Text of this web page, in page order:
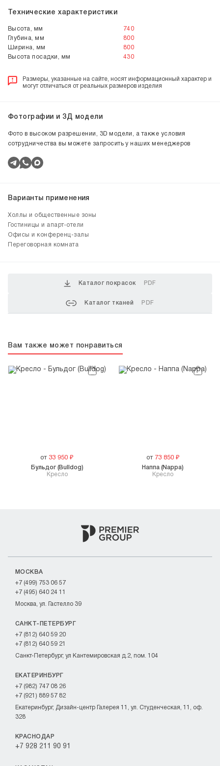
Технические характеристики
Высота, мм
740
Глубина, мм
800
Ширина, мм
800
Высота посадки, мм
430
Размеры, указанные на сайте, носят информационный характер и
могут отличаться от реальных размеров изделия
Фотографии и 3Д модели
Фото в высоком разрешении, 3D модели, а также условия
сотрудничества вы можете запросить у наших менеджеров
Варианты применения
Холлы и общественные зоны
Гостиницы и апарт-отели
Офисы и конференц-залы
Переговорная комната
Каталог покрасок PDF
Каталог тканей PDF
Вам также может понравиться
от 33 950 ₽
Кресло
Бульдог (Bulldog)
от 73 850₽
Кресло
Наппа (Nappa)
МОСКВА
+7 (499) 753 06 57
+7 (495) 640 24 11
Москва, ул. Гастелло 39
САНКТ-ПЕТЕРБУРГ
+7 (812) 640 59 20
+7 (812) 640 59 21
Санкт-Петербург, ул Кантемировская д.2, пом. 104
ЕКАТЕРИНБУРГ
+7 (982) 747 08 26
+7 (921) 889 57 82
Екатеринбург, Дизайн-центр Галерея 11, ул. Студенческая, 11, оф.
328
КРАСНОДАР
+7 928 211 90 91